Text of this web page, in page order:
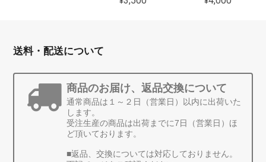
送料・配送について
商品のお届け、返品交換について
通常商品は１～２日（営業日）以内に出荷いた
します。
受注生産の商品は出荷までに7日（営業日）ほ
ど頂いております。
■返品、交換については対応しておりません。